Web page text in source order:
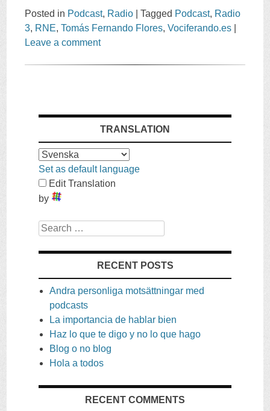
Posted in Podcast, Radio |Tagged Podcast, Radio
3, RNE,Tomás Fernando Flores,Vociferando.es
Leave a comment
TRANSLATION
Set as default language
Edit Translation
by
Search
RECENT POSTS
Andra personliga motsättningar med
podcasts
La importancia de hablar bien
Haz lo que te digo y no lo que hago
Blog o no blog
Hola a todos
RECENT COMMENTS